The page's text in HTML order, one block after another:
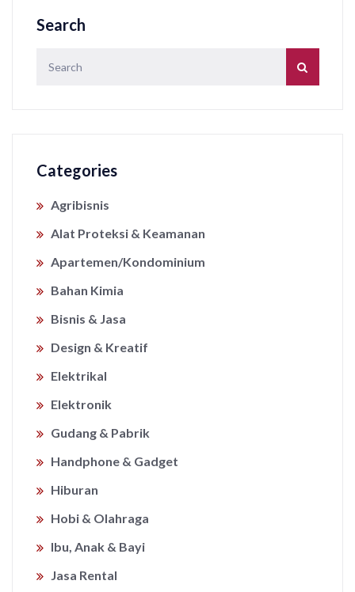
Search
Categories
Agribisnis
Alat Proteksi & Keamanan
Apartemen/Kondominium
Bahan Kimia
Bisnis & Jasa
Design & Kreatif
Elektrikal
Elektronik
Gudang & Pabrik
Handphone & Gadget
Hiburan
Hobi & Olahraga
Ibu, Anak & Bayi
Jasa Rental